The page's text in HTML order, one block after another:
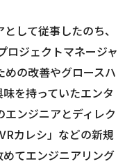
して従事したのち、
ジェクトマネージャ
の改善やグロースハ
を持っていたエンタ
ンジニアとディレク
カレシ」などの新規
てエンジニアリング